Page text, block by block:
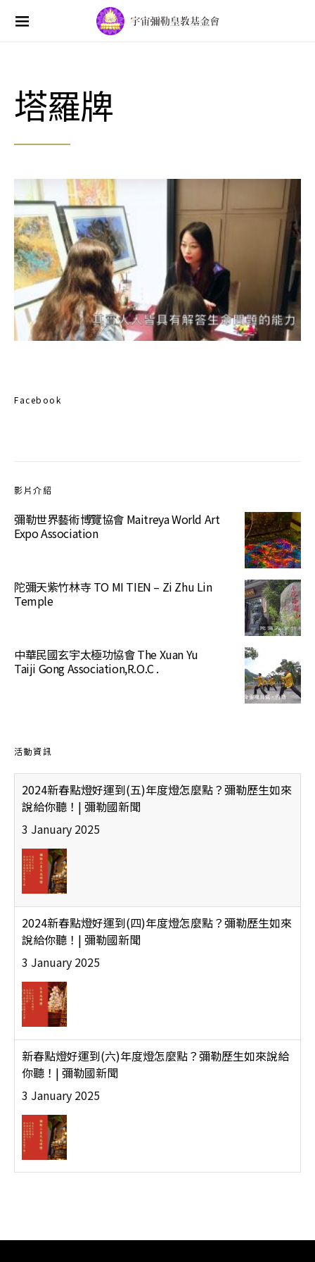
Search for:
塔羅牌
Facebook
影片介紹
彌勒世界藝術博覽協會 Maitreya World Art
Expo Association
陀彌天紫竹林寺 TO MI TIEN – Zi Zhu Lin
Temple
中華民國玄宇太極功協會 The Xuan Yu
Taiji Gong Association,R.O.C .
活動資訊
2024新春點燈好運到(五)年度燈怎麼點？彌勒歷生如來
說給你聽！| 彌勒國新聞
3 January 2025
2024新春點燈好運到(四)年度燈怎麼點？彌勒歷生如來
說給你聽！| 彌勒國新聞
3 January 2025
新春點燈好運到(六)年度燈怎麼點？彌勒歷生如來說給
你聽！| 彌勒國新聞
3 January 2025